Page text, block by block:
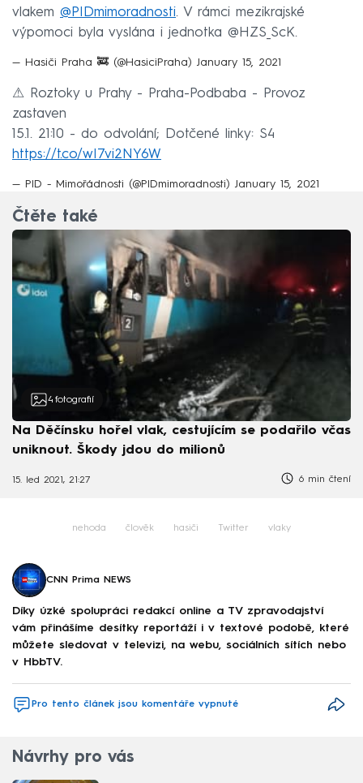
vlakem @PIDmimoradnosti. V rámci mezikrajské
výpomoci byla vyslána i jednotka @HZS_ScK.
— Hasiči Praha 🚒 (@HasiciPraha) January 15, 2021
⚠ Roztoky u Prahy - Praha-Podbaba - Provoz
zastaven
15.1. 21:10 - do odvolání; Dotčené linky: S4
https://t.co/wI7vi2NY6W
— PID - Mimořádnosti (@PIDmimoradnosti) January 15, 2021
Čtěte také
4 fotografií
Na Děčínsku hořel vlak, cestujícím se podařilo včas
uniknout. Škody jdou do milionů
15. led 2021, 21:27 6 min čtení
nehoda člověk hasiči Twitter vlaky
CNN Prima NEWS
Díky úzké spolupráci redakcí online a TV zpravodajství
vám přinášíme desítky reportáží i v textové podobě, které
můžete sledovat v televizi, na webu, sociálních sítích nebo
v HbbTV.
Pro tento článek jsou komentáře vypnuté
Návrhy pro vás